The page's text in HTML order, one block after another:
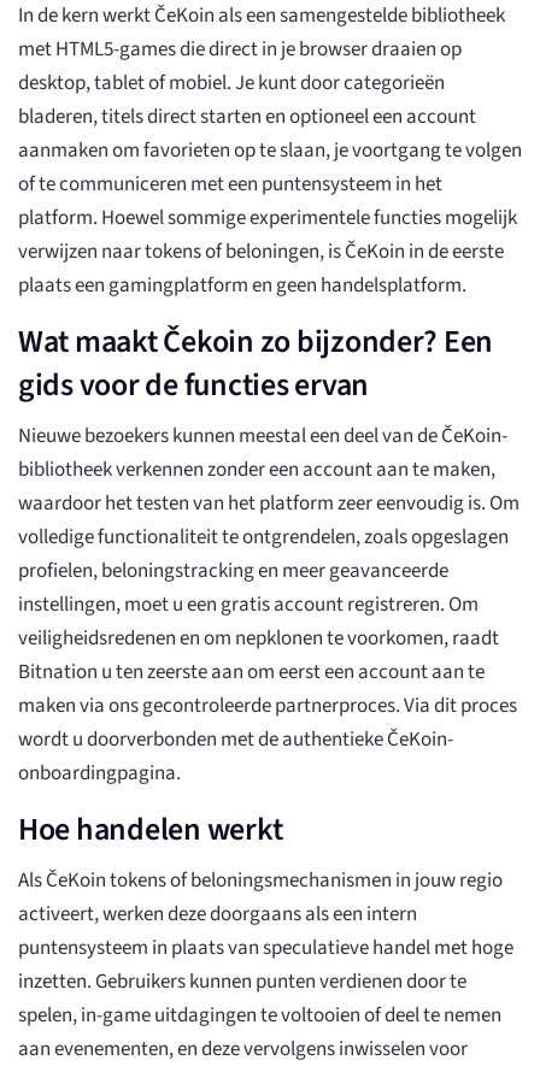
In de kern werkt ČeKoin als een samengestelde bibliotheek
met HTML5-games die direct in je browser draaien op
desktop, tablet of mobiel. Je kunt door categorieën
bladeren, titels direct starten en optioneel een account
aanmaken om favorieten op te slaan, je voortgang te volgen
of te communiceren met een puntensysteem in het
platform. Hoewel sommige experimentele functies mogelijk
verwijzen naar tokens of beloningen, is ČeKoin in de eerste
plaats een gamingplatform en geen handelsplatform.
Wat maakt Čekoin zo bijzonder? Een
gids voor de functies ervan
Nieuwe bezoekers kunnen meestal een deel van de ČeKoin-
bibliotheek verkennen zonder een account aan te maken,
waardoor het testen van het platform zeer eenvoudig is. Om
volledige functionaliteit te ontgrendelen, zoals opgeslagen
profielen, beloningstracking en meer geavanceerde
instellingen, moet u een gratis account registreren. Om
veiligheidsredenen en om nepklonen te voorkomen, raadt
Bitnation u ten zeerste aan om eerst een account aan te
maken via ons gecontroleerde partnerproces. Via dit proces
wordt u doorverbonden met de authentieke ČeKoin-
onboardingpagina.
Hoe handelen werkt
Als ČeKoin tokens of beloningsmechanismen in jouw regio
activeert, werken deze doorgaans als een intern
puntensysteem in plaats van speculatieve handel met hoge
inzetten. Gebruikers kunnen punten verdienen door te
spelen, in-game uitdagingen te voltooien of deel te nemen
aan evenementen, en deze vervolgens inwisselen voor